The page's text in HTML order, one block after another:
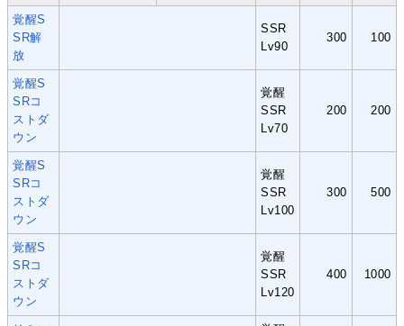
覚醒S
SR解
放
SSR
Lv90
300 100
覚醒S
SRコ
ストダ
ウン
覚醒
SSR
Lv70
200 200
覚醒S
SRコ
ストダ
ウン
覚醒
SSR
Lv100
300 500
覚醒S
SRコ
ストダ
ウン
覚醒
SSR
Lv120
400 1000